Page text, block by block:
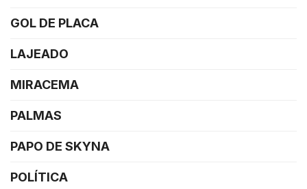
GOL DE PLACA
LAJEADO
MIRACEMA
PALMAS
PAPO DE SKYNA
POLÍTICA